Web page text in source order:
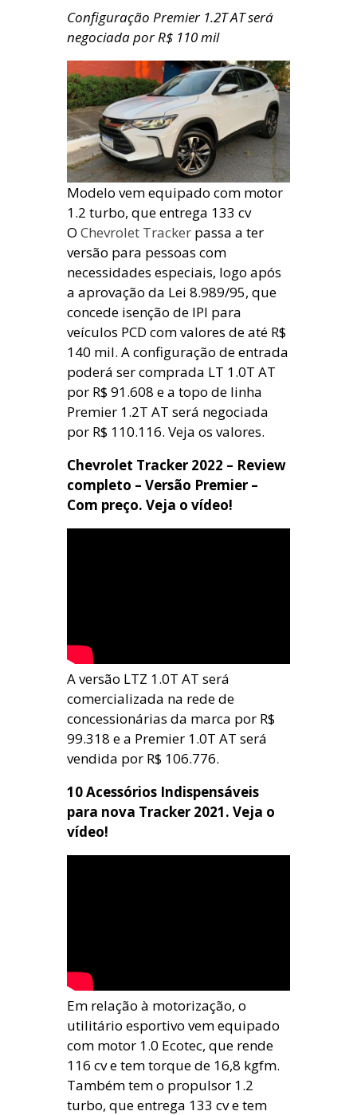
Configuração Premier 1.2T AT será
negociada por R$ 110 mil
Modelo vem equipado com motor
1.2 turbo, que entrega 133 cv
O Chevrolet Tracker passa a ter
versão para pessoas com
necessidades especiais, logo após
a aprovação da Lei 8.989/95, que
concede isenção de IPI para
veículos PCD com valores de até R$
140 mil. A configuração de entrada
poderá ser comprada LT 1.0T AT
por R$ 91.608 e a topo de linha
Premier 1.2T AT será negociada
por R$ 110.116. Veja os valores.
Chevrolet Tracker 2022 – Review
completo – Versão Premier –
Com preço. Veja o vídeo!
A versão LTZ 1.0T AT será
comercializada na rede de
concessionárias da marca por R$
99.318 e a Premier 1.0T AT será
vendida por R$ 106.776.
10 Acessórios Indispensáveis
para nova Tracker 2021. Veja o
vídeo!
Em relação à motorização, o
utilitário esportivo vem equipado
com motor 1.0 Ecotec, que rende
116 cv e tem torque de 16,8 kgfm.
Também tem o propulsor 1.2
turbo, que entrega 133 cv e tem